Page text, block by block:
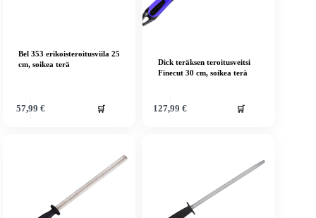
Bel 353 erikoisteroitusviila 25
cm, soikea terä
57,99 € 🛒
Dick teräksen teroitusveitsi
Finecut 30 cm, soikea terä
127,99€ 🛒